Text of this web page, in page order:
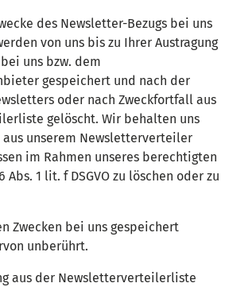
des Newsletter-Bezugs bei uns
von uns bis zu Ihrer Austragung
uns bzw. dem
gespeichert und nach der
oder nach Zweckfortfall aus
gelöscht. Wir behalten uns
aus unserem Newsletterverteiler
im Rahmen unseres berechtigten
Abs. 1 lit. f DSGVO zu löschen oder zu
Zwecken bei uns gespeichert
unberührt.
aus der Newsletterverteilerliste